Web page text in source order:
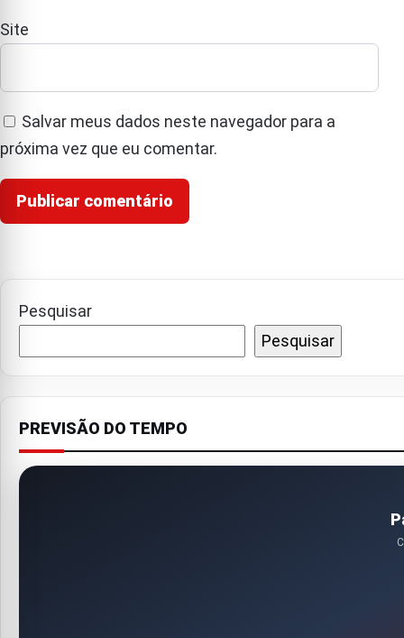
Site
Salvar meus dados neste navegador para a
próxima vez que eu comentar.
Pesquisar
Pesquisar
PREVISÃO DO TEMPO